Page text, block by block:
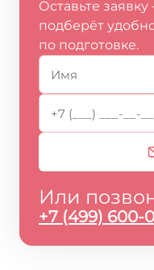
Оставьте
подберёт
по подготовке.
Или
+7 (499) 600-